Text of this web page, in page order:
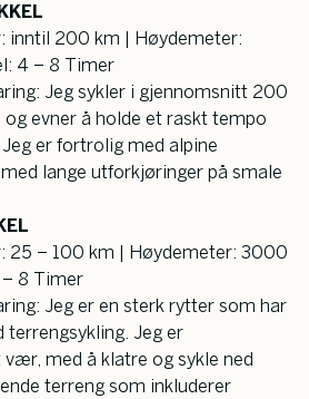
inntil 200 km | Høydemeter:
4 – 8 Timer
Jeg sykler i gjennomsnitt 200
evner å holde et raskt tempo
er fortrolig med alpine
lange utforkjøringer på smale
25 – 100 km | Høydemeter: 3000
8 Timer
Jeg er en sterk rytter som har
terrengsykling. Jeg er
med å klatre og sykle ned
terreng som inkluderer